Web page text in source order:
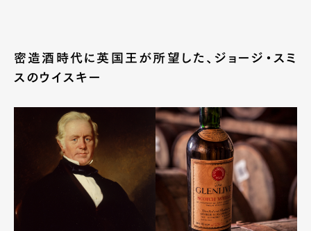
密造酒時代に英国王が所望した、ジョージ・スミ
スのウイスキー